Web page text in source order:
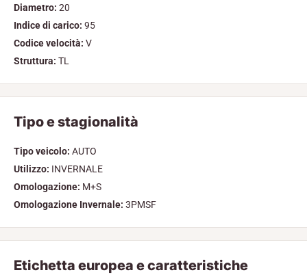
Diametro: 20
Indice di carico: 95
Codice velocità: V
Struttura: TL
Tipo e stagionalità
Tipo veicolo: AUTO
Utilizzo: INVERNALE
Omologazione: M+S
Omologazione Invernale: 3PMSF
Etichetta europea e caratteristiche